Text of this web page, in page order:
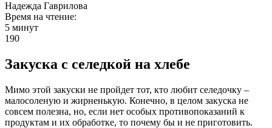
Надежда Гаврилова
Время на чтение:
5 минут
190
Закуска с селедкой на хлебе
Мимо этой закуски не пройдет тот, кто любит селедочку –
малосоленую и жирненькую. Конечно, в целом закуска не
совсем полезна, но, если нет особых противопоказаний к
продуктам и их обработке, то почему бы и не приготовить.